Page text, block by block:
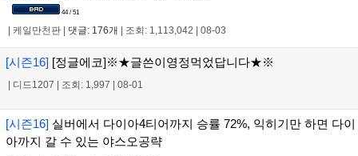
44 / 51
케일만천판 댓글: 176개 조회: 1,113,042 08-03
[시즌16] [정글에코]※★글쓴이영정먹었답니다★※
디드1207 조회: 1,997 08-01
[시즌16] 실버에서 다이아4티어까지 승률 72%, 익히기만 하면 다이
아까지 갈 수 있는 야스오공략